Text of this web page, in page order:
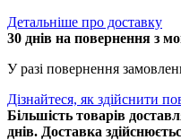
Детальніше про доставку
30 днів на повернення з
У разі повернення
Дізнайтеся, як здійснити
Більшість товарів
днів. Доставка